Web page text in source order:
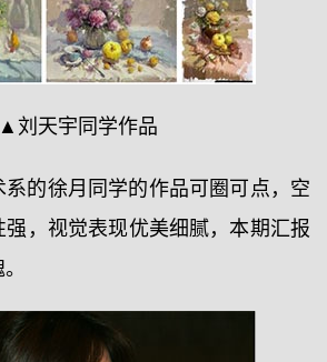
▲刘天宇同学作品
系的徐月同学的作品可圈可点，空
强，视觉表现优美细腻，本期汇报